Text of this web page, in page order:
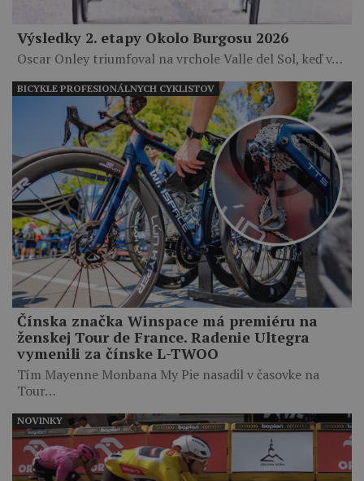
Výsledky 2. etapy Okolo Burgosu 2026
Oscar Onley triumfoval na vrchole Valle del Sol, keď v…
Čínska značka Winspace má premiéru na
ženskej Tour de France. Radenie Ultegra
vymenili za čínske L-TWOO
Tím Mayenne Monbana My Pie nasadil v časovke na
Tour…
BICYKLE PROFESIONÁLNYCH CYKLISTOV
NOVINKY